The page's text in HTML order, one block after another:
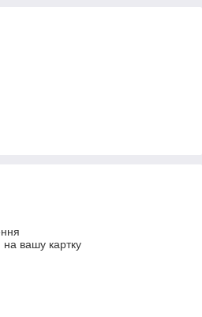
на вашу картку